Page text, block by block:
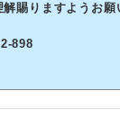
りますようお願
898